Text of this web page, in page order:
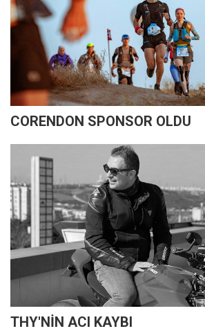
CORENDON SPONSOR OLDU
THY'NİN ACI KAYBI